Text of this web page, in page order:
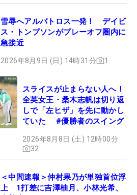
雪辱へアルバトロス一発！ デイビ
ス・トンプソンがプレーオフ圏内に
急接近
2026年8月9日 (日) 14時31分 1
スライスが止まらない人へ！
全英女王・桑木志帆は切り返
しで「左ヒザ」を先に動かし
ていた #優勝者のスイング
2026年8月8日 (土) 12時00分
32
＜中間速報＞仲村果乃が単独首位浮
上 1打差に吉澤柚月、小林光希、